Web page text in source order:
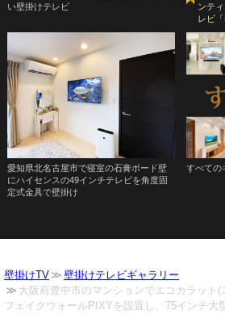
い壁掛けテレビ
ンテ
レビ
愛知県北名古屋市で寝室の石膏ボード壁
にハイセンスの49インチテレビを角度固
定式金具で壁掛け
すべての
壁掛けTV
壁掛けテレビギャラリー
大阪府豊中市のマンションでエコカラット
フェイクウォールPIXYを設置し、75インチ大